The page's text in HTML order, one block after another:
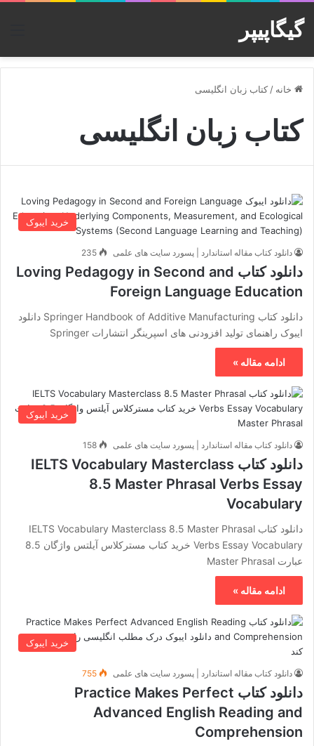
گیگاپیپر
خانه / کتاب زبان انگلیسی
کتاب زبان انگلیسی
خرید ایبوک
دانلود کتاب مقاله استاندارد | پسورد سایت های علمی 235
دانلود کتاب Loving Pedagogy in Second and
Foreign Language Education
دانلود کتاب Springer Handbook of Additive Manufacturing دانلود
ایبوک راهنمای تولید افزودنی های اسپرینگر انتشارات Springer
ادامه مقاله »
خرید ایبوک
دانلود کتاب مقاله استاندارد | پسورد سایت های علمی 158
دانلود کتاب IELTS Vocabulary Masterclass
8.5 Master Phrasal Verbs Essay
Vocabulary
دانلود کتاب IELTS Vocabulary Masterclass 8.5 Master Phrasal
Verbs Essay Vocabulary خرید کتاب مسترکلاس آیلتس واژگان 8.5
عبارت Master Phrasal
ادامه مقاله »
خرید ایبوک
دانلود کتاب مقاله استاندارد | پسورد سایت های علمی 755
دانلود کتاب Practice Makes Perfect
Advanced English Reading and
Comprehension